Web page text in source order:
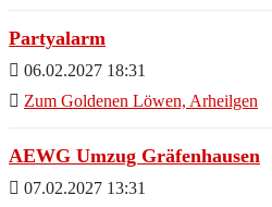
Partyalarm
06.02.2027 18:31
Zum Goldenen Löwen, Arheilgen
AEWG Umzug Gräfenhausen
07.02.2027 13:31